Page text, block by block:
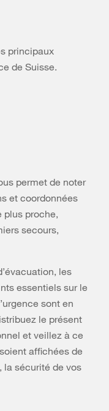
principaux
de Suisse.
permet de noter
et coordonnées
plus proche,
secours,
les
essentiels sur le
sont en
le présent
et veillez à ce
affichées de
la sécurité de vos